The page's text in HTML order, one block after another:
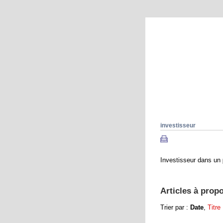
investisseur
Investisseur dans
Articles à
Trier par : Date, Titre